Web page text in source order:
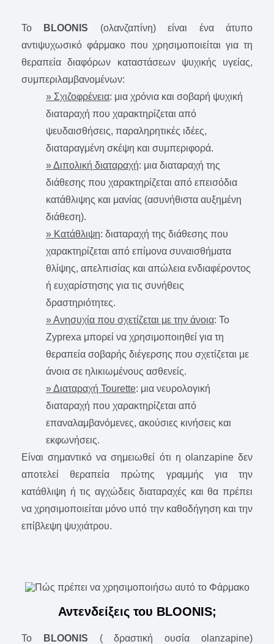
Το BLOONIS (ολανζαπίνη) είναι ένα άτυπο
αντιψυχωσικό φάρμακο που χρησιμοποιείται για τη
θεραπεία διαφόρων καταστάσεων ψυχικής υγείας,
συμπεριλαμβανομένων:
» Σχιζοφρένεια: μια χρόνια και σοβαρή ψυχική
διαταραχή που χαρακτηρίζεται από
ψευδαισθήσεις, παραληρητικές ιδέες,
διαταραγμένη σκέψη και συμπεριφορά.
» Διπολική διαταραχή: μια διαταραχή της
διάθεσης που χαρακτηρίζεται από επεισόδια
κατάθλιψης και μανίας (ασυνήθιστα αυξημένη
διάθεση).
» Κατάθλιψη: διαταραχή της διάθεσης που
χαρακτηρίζεται από επίμονα συναισθήματα
θλίψης, απελπισίας και απώλεια ενδιαφέροντος
ή ευχαρίστησης για τις συνήθεις
δραστηριότητες.
» Ανησυχία που σχετίζεται με την άνοια: Το
Zyprexa μπορεί να χρησιμοποιηθεί για τη
θεραπεία σοβαρής διέγερσης που σχετίζεται με
άνοια σε ηλικιωμένους ασθενείς.
» Διαταραχή Tourette: μια νευρολογική
διαταραχή που χαρακτηρίζεται από
επαναλαμβανόμενες, ακούσιες κινήσεις και
εκφωνήσεις.
Είναι σημαντικό να σημειωθεί ότι η olanzapine δεν
αποτελεί θεραπεία πρώτης γραμμής για την
κατάθλιψη ή τις αγχώδεις διαταραχές και θα πρέπει
να χρησιμοποιείται μόνο υπό την καθοδήγηση και την
επίβλεψη ψυχιάτρου.
Αντενδείξεις του BLOONIS;
Το BLOONIS ( δραστική ουσία olanzapine)